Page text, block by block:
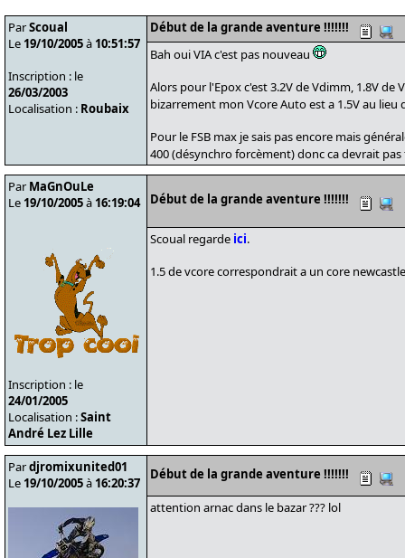
ParScoual
Le 19/10/2005à 10:51:57
Inscription : le
26/03/2003
Localisation : Roubaix
Début de la grande aventure !!!!!!!
Bah oui VIA c'est pas nouveau
Alors pour l'Epox c'est 3.2V de Vdimm, 1.8V de
bizarrement mon Vcore Auto est a 1.5V au lieu
Pour le FSB max je sais pas encore mais
400 (désynchro forcèment) donc ca devrait
Par MaGnOuLe
Le 19/10/2005à 16:19:04
Inscription : le
24/01/2005
Localisation :Saint
André Lez Lille
Début de la grande aventure !!!!!!!
Scoual regarde ici.
1.5 de vcore correspondrait a un core
Pardjromixunited01
Le 19/10/2005à 16:20:37
Début de la grande aventure !!!!!!!
attention arnac dans le bazar ??? lol